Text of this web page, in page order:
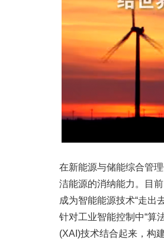
在新能源与储能综合管
洁能源的消纳能力。目
成为智能能源技术“走出
针对工业智能控制中“算
(XAI)技术结合起来，构